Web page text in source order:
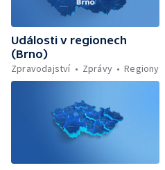
Události v regionech
(Brno)
Zpravodajství
Zprávy Regiony